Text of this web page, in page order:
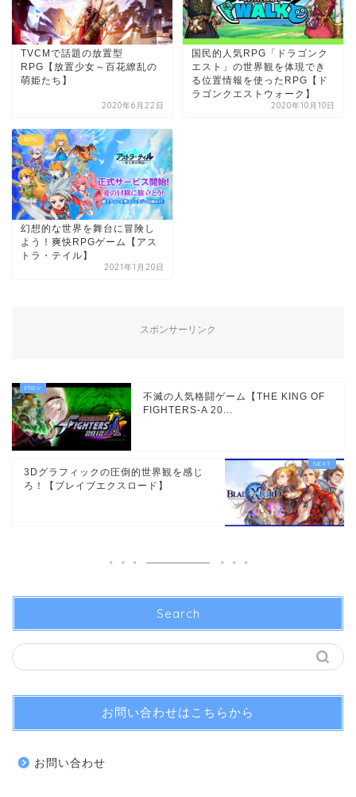
TVCMで話題の放置型
RPG【放置少女～百花繚乱の
萌姫たち】
2020年6月22日
国民的人気RPG「ドラゴンク
エスト」の世界観を体現でき
る位置情報を使ったRPG【ド
ラゴンクエストウォーク】
2020年10月10日
RPG
幻想的な世界を舞台に冒険し
よう！爽快RPGゲーム【アス
トラ・テイル】
2021年1月20日
スポンサーリンク
不滅の人気格闘ゲーム【THE KING OF
FIGHTERS-A 20...
3Dグラフィックの圧倒的世界観を感じ
ろ！【ブレイブエクスロード】
Search
お問い合わせはこちらから
お問い合わせ